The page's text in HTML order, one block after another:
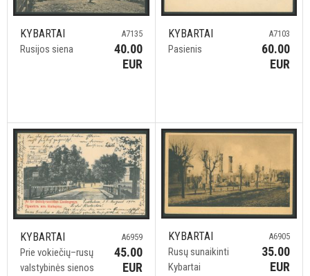
KYBARTAI
Rusijos siena
A7135
40.00
EUR
KYBARTAI
Pasienis
A7103
60.00
EUR
KYBARTAI
Prie vokiečių–rusų
valstybinės sienos
A6959
45.00
EUR
KYBARTAI
Rusų sunaikinti
Kybartai
A6905
35.00
EUR